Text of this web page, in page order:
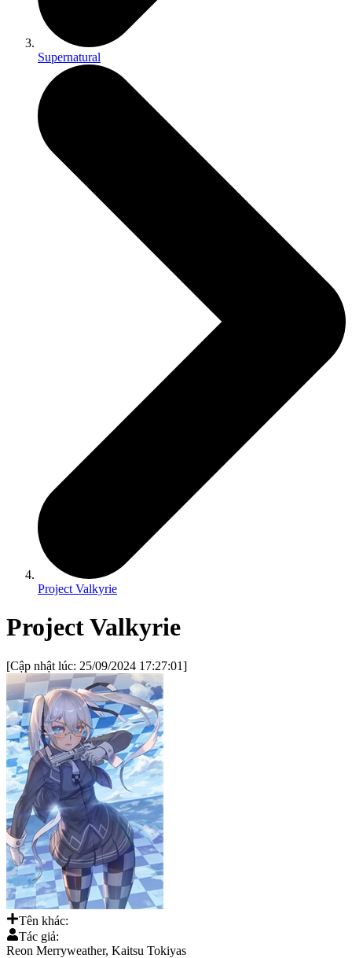
Supernatural
Project Valkyrie
Project Valkyrie
[Cập nhật lúc: 25/09/2024 17:27:01]
Tên khác:
Tác giả:
Reon Merryweather, Kaitsu Tokiyas